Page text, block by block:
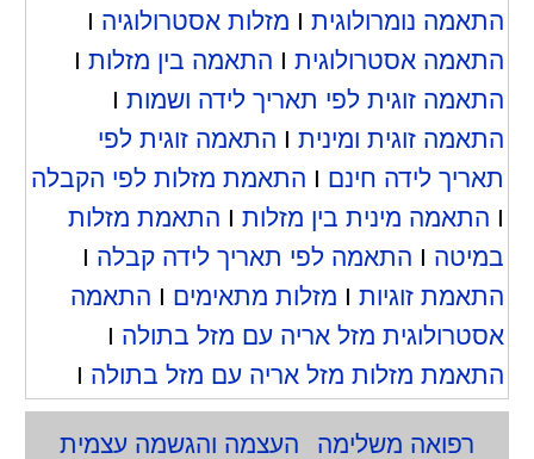
התאמה נומרולוגיתI מזלות אסטרולוגיה
התאמה אסטרולוגיתI התאמה בין מזלותI
התאמה זוגית לפי תאריך לידה ושמותI
התאמה זוגית ומיניתI
התאמה זוגית לפי
תאריך לידה חינם
התאמת מזלות לפי הקבלה
I התאמה מינית בין מזלותI
התאמת מזלות
במיטה
התאמה לפי תאריך לידה קבלה
התאמת זוגיותI מזלות מתאימים
התאמה
אסטרולוגית מזל אריה עם מזל בתולה
התאמת מזלות מזל אריה עם מזל בתולה
רפואה משלימה
העצמה והגשמה עצמית